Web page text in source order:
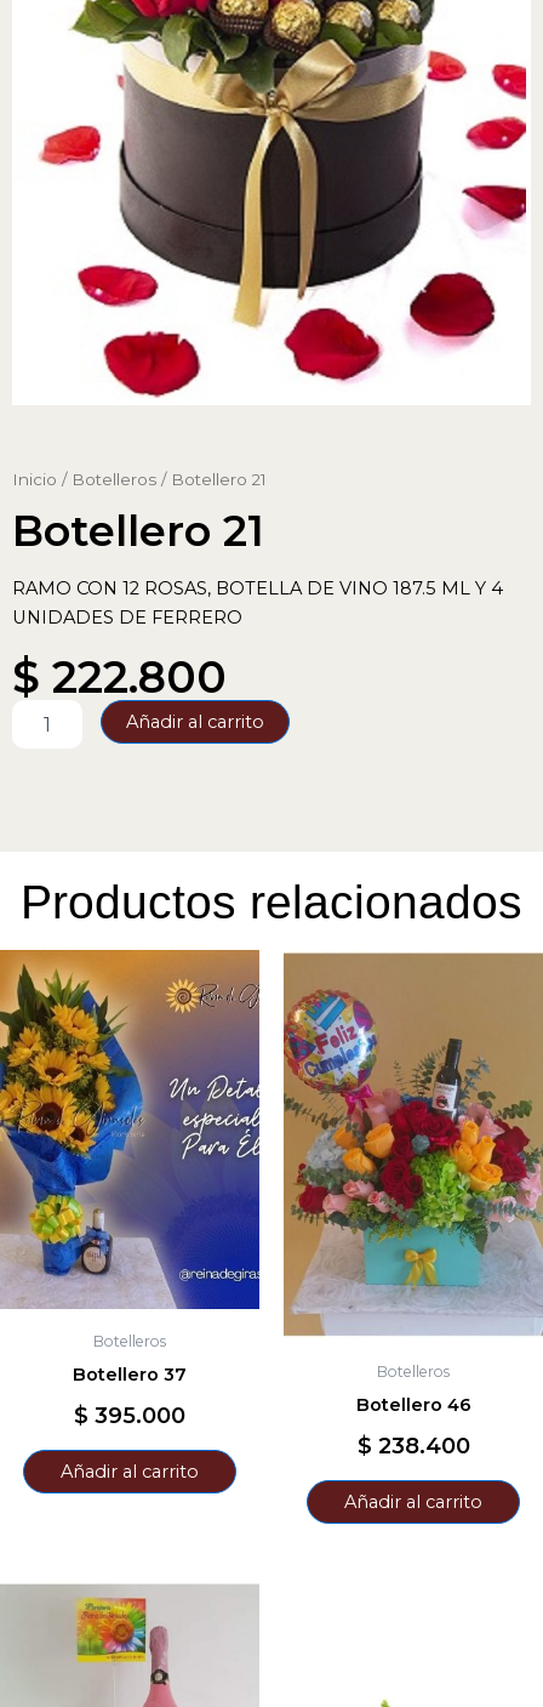
Inicio / Botelleros / Botellero 21
Botellero 21
RAMO CON 12 ROSAS, BOTELLA DE VINO 187.5 ML Y 4
UNIDADES DE FERRERO
$ 222.800
Añadir al carrito
Productos relacionados
Botelleros
Botellero 37
$ 395.000
Añadir al carrito
Botelleros
Botellero 46
$ 238.400
Añadir al carrito